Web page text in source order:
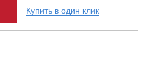
Купить в один клик